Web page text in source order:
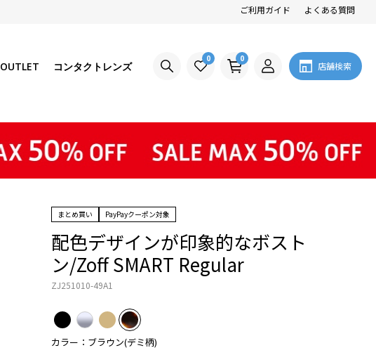
ご利用ガイド よくある質問
OUTLET コンタクトレンズ
0 0
店舗検索
まとめ買い PayPayクーポン対象
配色デザインが印象的なボスト
ン/Zoff SMART Regular
ZJ251010-49A1
カラー：ブラウン(デミ柄)